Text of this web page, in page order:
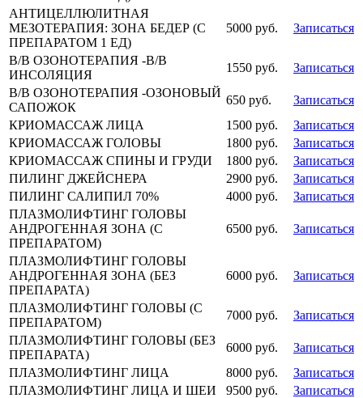
АНТИЦЕЛЛЮЛИТНАЯ
МЕЗОТЕРАПИЯ: ЗОНА БЕДЕР (С
ПРЕПАРАТОМ 1 ЕД)
5000 руб. Записаться
В/В ОЗОНОТЕРАПИЯ -В/В
ИНСОЛЯЦИЯ
1550 руб.
Записаться
В/В ОЗОНОТЕРАПИЯ -ОЗОНОВЫЙ
САПОЖОК
650 руб.
Записаться
КРИОМАССАЖ ЛИЦА
1500 руб.
Записаться
КРИОМАССАЖ ГОЛОВЫ
1800 руб.
Записаться
КРИОМАССАЖ СПИНЫ И ГРУДИ
1800 руб.
Записаться
ПИЛИНГ ДЖЕЙСНЕРА
2900 руб.
Записаться
ПИЛИНГ САЛИПИЛ 70%
4000 руб.
Записаться
ПЛАЗМОЛИФТИНГ ГОЛОВЫ
АНДРОГЕННАЯ ЗОНА (С
ПРЕПАРАТОМ)
6500 руб. Записаться
ПЛАЗМОЛИФТИНГ ГОЛОВЫ
АНДРОГЕННАЯ ЗОНА (БЕЗ
ПРЕПАРАТА)
6000 руб. Записаться
ПЛАЗМОЛИФТИНГ ГОЛОВЫ (С
ПРЕПАРАТОМ)
7000 руб.
Записаться
ПЛАЗМОЛИФТИНГ ГОЛОВЫ (БЕЗ
ПРЕПАРАТА)
6000 руб.
Записаться
ПЛАЗМОЛИФТИНГ ЛИЦА
8000 руб.
Записаться
ПЛАЗМОЛИФТИНГ ЛИЦА И ШЕИ
9500 руб.
Записаться